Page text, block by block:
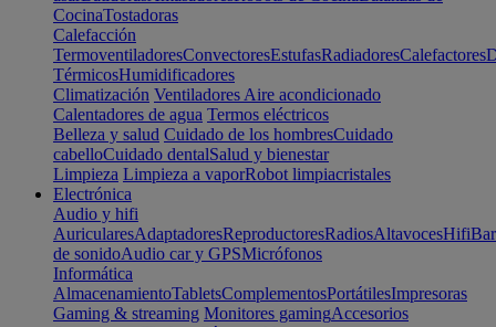
CocinaTostadoras
Calefacción
TermoventiladoresConvectoresEstufasRadiadoresCalefactores
TérmicosHumidificadores
Climatización Ventiladores Aire acondicionado
Calentadores de agua Termos eléctricos
Belleza y salud Cuidado de los hombresCuidado
cabelloCuidado dentalSalud y bienestar
Limpieza Limpieza a vaporRobot limpiacristales
Electrónica
Audio y hifi
AuricularesAdaptadoresReproductoresRadiosAltavocesHifi
de sonidoAudio car y GPSMicrófonos
Informática
AlmacenamientoTabletsComplementosPortátilesImpresoras
Gaming & streaming Monitores gamingAccesorios